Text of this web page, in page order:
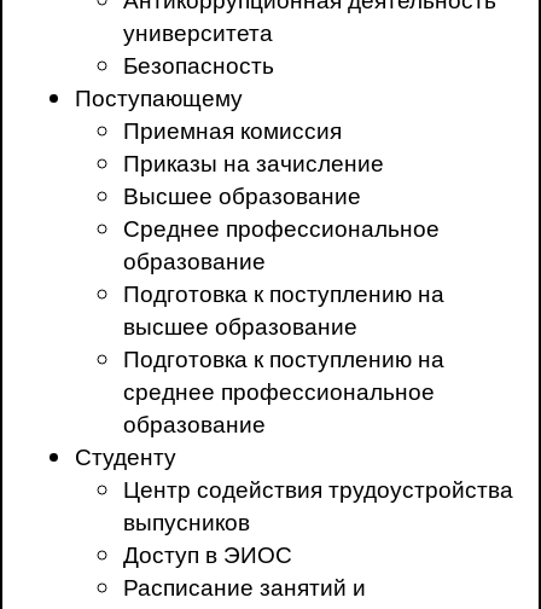
университета
Безопасность
Поступающему
Приемная комиссия
Приказы на зачисление
Высшее образование
Среднее профессиональное
образование
Подготовка к поступлению на
высшее образование
Подготовка к поступлению на
среднее профессиональное
образование
Студенту
Центр содействия трудоустройства
выпусников
Доступ в ЭИОС
Расписание занятий и